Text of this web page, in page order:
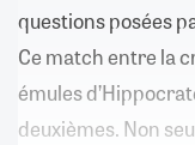
questions posées
Ce match entre la
émules
deuxièmes. Non